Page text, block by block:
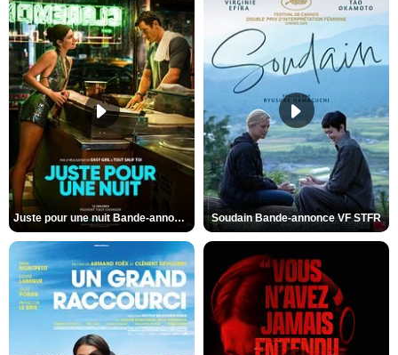
Juste pour une nuit Bande-annonce VO STFR Soudain Bande-annonce VF STFR